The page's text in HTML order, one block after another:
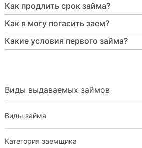
Как продлить срок займа?
Как я могу погасить заем?
Какие условия первого займа?
Виды выдаваемых займов
Виды займа
Категория заемщика